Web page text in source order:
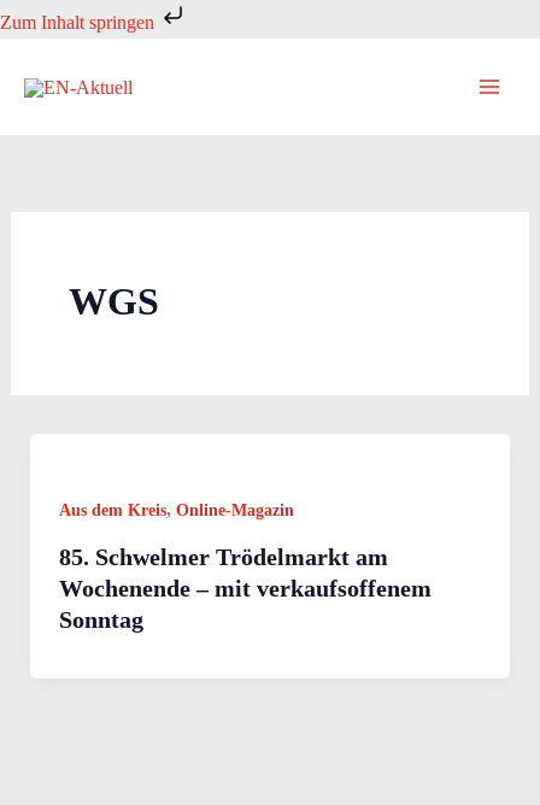
Zum Inhalt springen
Zum
springen
WGS
Aus dem Kreis, Online-Magazin
85. Schwelmer Trödelmarkt am
Wochenende – mit verkaufsoffenem
Sonntag